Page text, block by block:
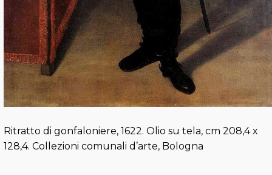
Ritratto di gonfaloniere, 1622. Olio su tela, cm 208,4 x
128,4. Collezioni comunali d’arte, Bologna